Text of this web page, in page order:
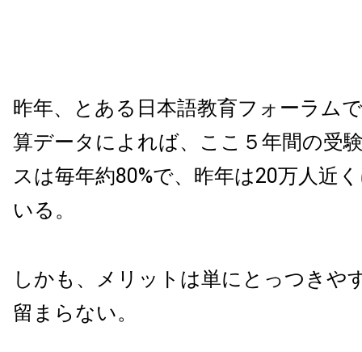
昨年、とある日本語教育フォーラム
算データによれば、ここ５年間の受
スは毎年約80%で、昨年は20万人近
いる。
しかも、メリットは単にとっつきや
留まらない。